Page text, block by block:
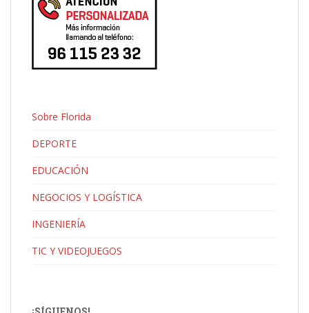
Sobre Florida
DEPORTE
EDUCACIÓN
NEGOCIOS Y LOGÍSTICA
INGENIERÍA
TIC Y VIDEOJUEGOS